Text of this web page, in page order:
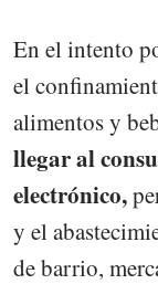
En el intento
el
alimentos y
llegar al
electrónico,
y el
de barrio,